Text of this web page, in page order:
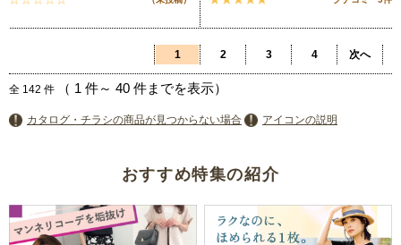
1 2 3 4 次へ
全 142 件 （ 1 件～ 40 件までを表示）
カタログ・チラシの商品が見つからない場合 アイコンの説明
おすすめ特集の紹介